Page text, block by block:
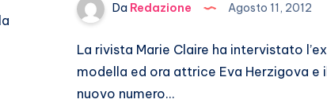
Da Redazione Agosto 11, 2012
La rivista Marie Claire ha intervistato l’ex
modella ed ora attrice Eva Herzigova e il
nuovo numero…